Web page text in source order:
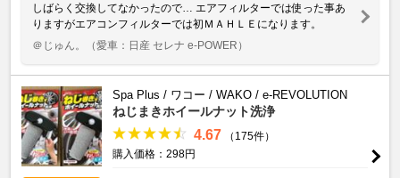
しばらく交換してなかったので… エアフィルターでは使った事あ
りますがエアコンフィルターでは初ＭＡＨＬＥになります。
＠じゅん。
（愛車：日産 セレナ e-POWER）
Spa Plus / ワコー / WAKO / e-REVOLUTION
ねじまきホイールナット洗浄
4.67
（175件）
購入価格：298円